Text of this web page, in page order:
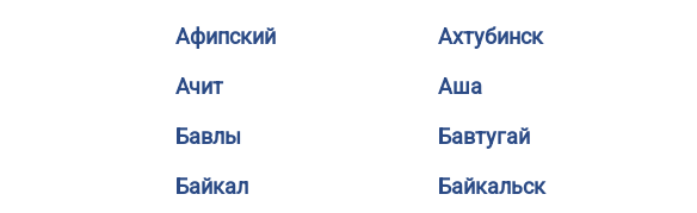
Афипский
Ахтубинск
Ачит
Аша
Бавлы
Бавтугай
Байкал
Байкальск